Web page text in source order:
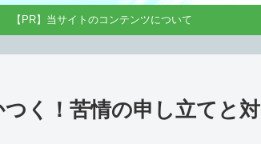
【PR】当サイトのコンテンツについて
く！苦情の申し立てと対